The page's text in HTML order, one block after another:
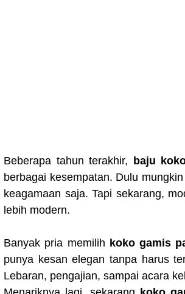
Beberapa tahun terakhir, baju
berbagai kesempatan. Dulu
keagamaan saja. Tapi sekarang,
lebih modern.
Banyak pria memilih koko gamis
punya kesan elegan tanpa harus
Lebaran, pengajian, sampai acara